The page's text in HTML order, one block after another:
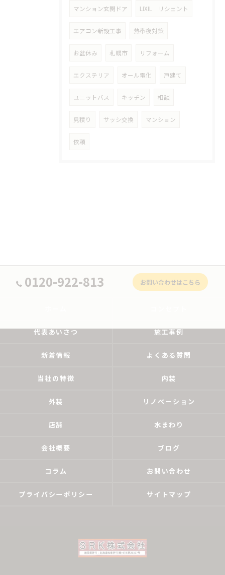
マンション玄関ドア LIXIL リシェント
エアコン新設工事 熱帯夜対策
お盆休み 札幌市 リフォーム
エクステリア オール電化 戸建て
ユニットバス キッチン 相談
見積り サッシ交換 マンション
依頼
0120-922-813 お問い合わせはこちら
代表あいさつ 施工事例
新着情報 よくある質問
当社の特徴 内装
外装 リノベーション
店舗 水まわり
会社概要 ブログ
コラム お問い合わせ
プライバシーポリシー サイトマップ